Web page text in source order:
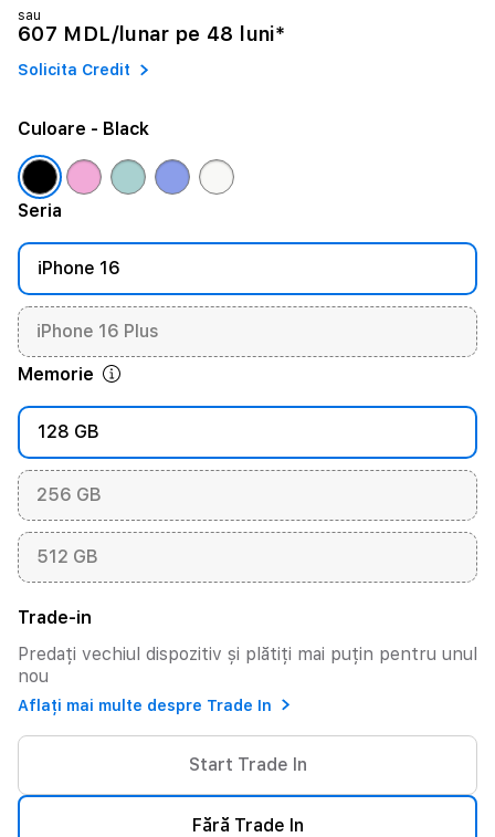
sau
607 MDL/lunar pe 48 luni*
Solicita Credit
Seria
iPhone 16
iPhone 16 Plus
Memorie
128 GB
256 GB
512 GB
Culoare - Black
Trade-in
Predați vechiul dispozitiv și plătiți mai puțin pentru unul
nou
Aflați mai multe despre Trade In
Start Trade In
Fără Trade In